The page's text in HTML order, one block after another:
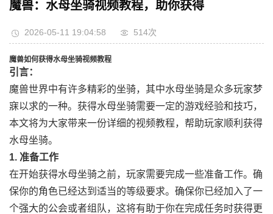
魔兽：水母坐骑视频教程，助你获得
2026-05-11 19:04:58 514次
魔兽如何获得水母坐骑视频教程
引言：
魔兽世界中有许多精彩的坐骑，其中水母坐骑是众多玩家梦
寐以求的一种。获得水母坐骑需要一定的游戏经验和技巧，
本文将为大家带来一份详细的视频教程，帮助玩家顺利获得
水母坐骑。
1. 准备工作
在开始获得水母坐骑之前，玩家需要完成一些准备工作。确
保你的角色已经达到适当的等级要求。确保你已经加入了一
个强大的公会或者组队，这将有助于你在完成任务时获得更